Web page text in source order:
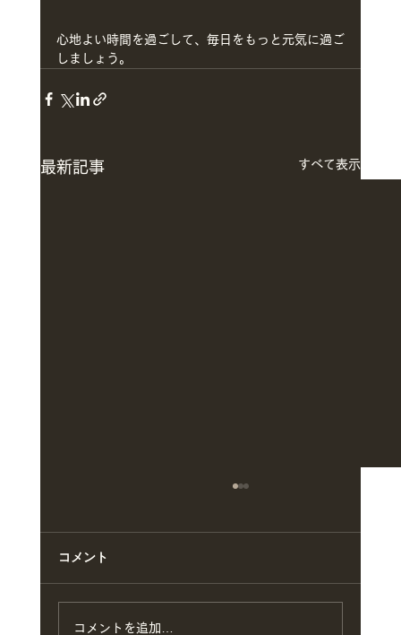
心地よい時間を過ごして、毎日をもっと元気に過ご
しましょう。
最新記事 すべて表示
コメント
コメントを追加…